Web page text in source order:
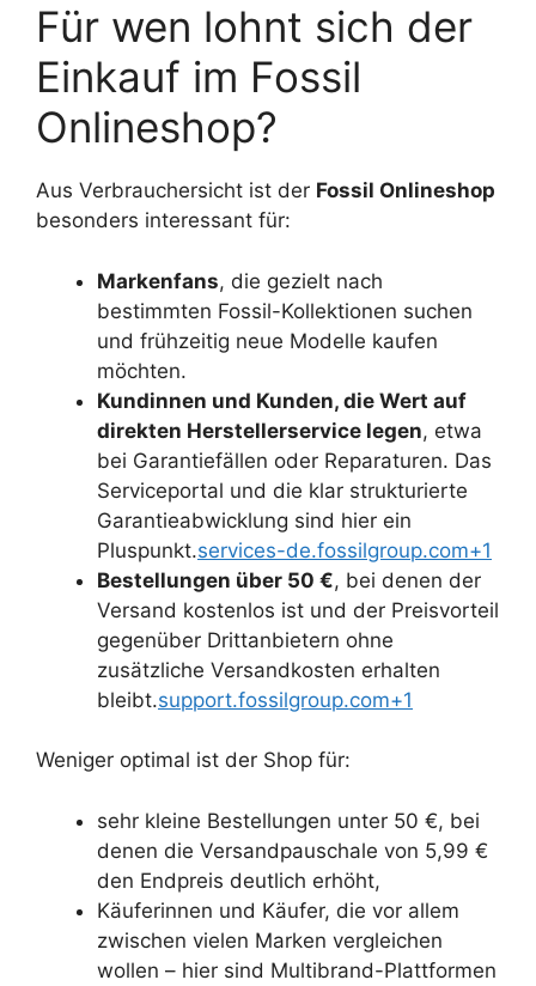
Für wen lohnt sich der
Einkauf im Fossil
Onlineshop?
Aus Verbrauchersicht ist der Fossil Onlineshop
besonders interessant für:
Markenfans, die gezielt nach
bestimmten Fossil-Kollektionen suchen
und frühzeitig neue Modelle kaufen
möchten.
Kundinnen und Kunden, die Wert auf
direkten Herstellerservice legen, etwa
bei Garantiefällen oder Reparaturen. Das
Serviceportal und die klar strukturierte
Garantieabwicklung sind hier ein
Pluspunkt.services-de.fossilgroup.com+1
Bestellungen über 50 €, bei denen der
Versand kostenlos ist und der Preisvorteil
gegenüber Drittanbietern ohne
zusätzliche Versandkosten erhalten
bleibt.support.fossilgroup.com+1
Weniger optimal ist der Shop für:
sehr kleine Bestellungen unter 50 €, bei
denen die Versandpauschale von 5,99 €
den Endpreis deutlich erhöht,
Käuferinnen und Käufer, die vor allem
zwischen vielen Marken vergleichen
wollen – hier sind Multibrand-Plattformen